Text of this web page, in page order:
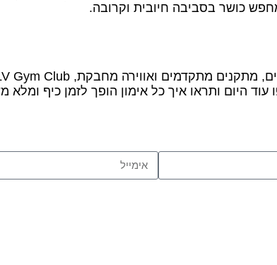
כושר בסביבה חיובית וקרובה.
היום ותראו איך כל אימון הופך לזמן כיף ומלא